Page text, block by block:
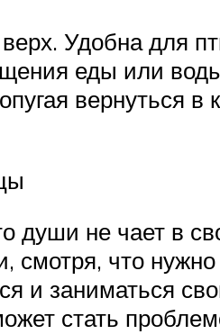
Удобна для
еды или
вернуться
души не чает в
смотря, что
и заниматься
стать